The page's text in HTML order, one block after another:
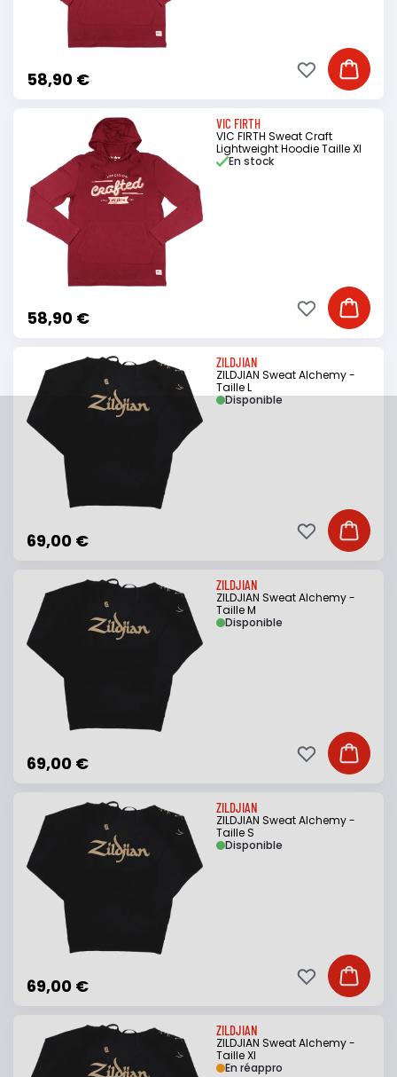
58,90 € Ajouter
Ajouter à ma
VIC FIRTH
VIC FIRTH Sweat Craft
Lightweight Hoodie Taille Xl
58,90 €
En stock
Ajouter
Ajouter à ma
ZILDJIAN
ZILDJIAN Sweat Alchemy -
Taille L
69,00 €
Disponible
Ajouter
Ajouter à ma
ZILDJIAN
ZILDJIAN Sweat Alchemy -
Taille M
69,00 €
Disponible
Ajouter
Ajouter à ma
ZILDJIAN
ZILDJIAN Sweat Alchemy -
Taille S
69,00 €
Disponible
Ajouter
Ajouter à ma
ZILDJIAN
ZILDJIAN Sweat Alchemy -
Taille Xl
En réappro